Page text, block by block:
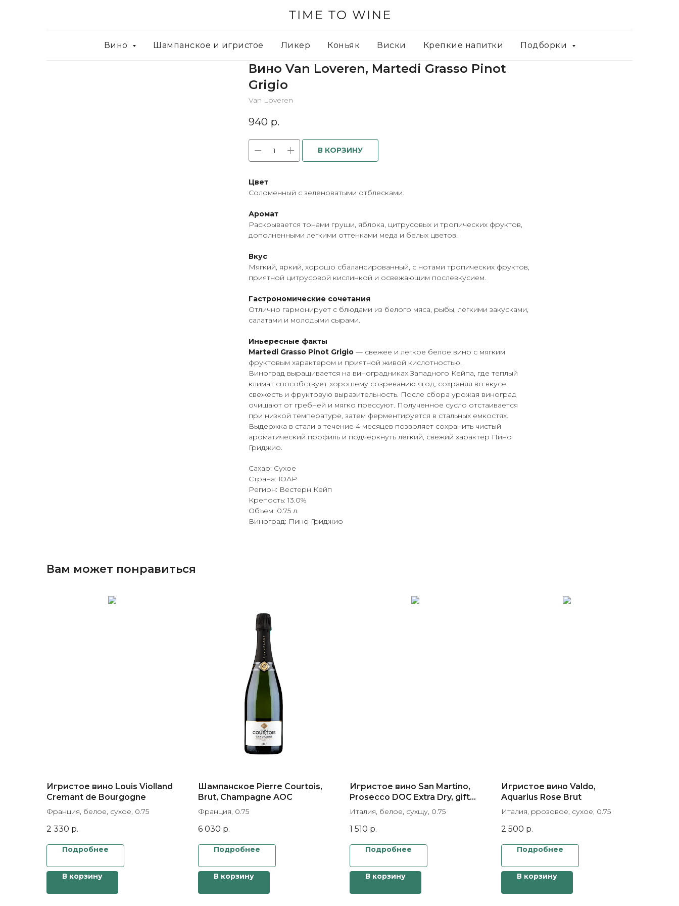
Вино Шампанское и игристое Ликер Коньяк Виски Крепкие напитки Подборки
Вино Van Loveren, Martedi Grasso Pinot
Grigio
Van Loveren
940 р.
В КОРЗИНУ
Цвет
Соломенный с зеленоватыми отблесками.
Аромат
Раскрывается тонами груши, яблока, цитрусовых и тропических фруктов,
дополненными легкими оттенками меда и белых цветов.
Вкус
Мягкий, яркий, хорошо сбалансированный, с нотами тропических фруктов,
приятной цитрусовой кислинкой и освежающим послевкусием.
Гастрономические сочетания
Отлично гармонирует с блюдами из белого мяса, рыбы, легкими закусками,
салатами и молодыми сырами.
Иньересные факты
Martedi Grasso Pinot Grigio — свежее и легкое белое вино с мягким
фруктовым характером и приятной живой кислотностью.
Виноград выращивается на виноградниках Западного Кейпа, где теплый
климат способствует хорошему созреванию ягод, сохраняя во вкусе
свежесть и фруктовую выразительность. После сбора урожая виноград
очищают от гребней и мягко прессуют. Полученное сусло отстаивается
при низкой температуре, затем ферментируется в стальных емкостях.
Выдержка в стали в течение 4 месяцев позволяет сохранить чистый
ароматический профиль и подчеркнуть легкий, свежий характер Пино
Гриджио.
Сахар: Сухое
Страна: ЮАР
Регион: Вестерн Кейп
Крепость: 13.0%
Объем: 0.75 л.
Виноград: Пино Гриджио
Вам может понравиться
Игристое вино Louis Violland
Cremant de Bourgogne
Франция, белое, сухое, 0.75
2 330 р.
Подробнее
В корзину
Шампанское Pierre Сourtois,
Brut, Champagne AOC
Франция, 0.75
6 030 р.
Подробнее
В корзину
Игристое вино San Martino,
Prosecco DOC Extra Dry, gift
box
Италия, белое, сухщу, 0.75
1 510 р.
Подробнее
В корзину
Игристое вино Valdo,
Aquarius Rose Brut
Италия, ррозовое, сухое, 0.75
2 500 р.
Подробнее
В корзину